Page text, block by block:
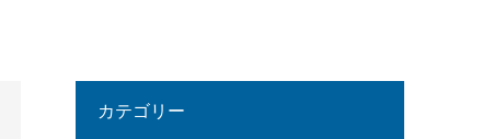
カテゴリー